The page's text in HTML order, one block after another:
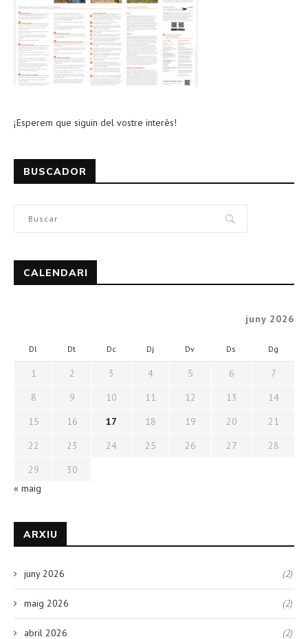
¡Esperem que siguin del vostre interès!
BUSCADOR
CALENDARI
juny 2026
Dl Dt Dc Dj Dv Ds Dg
1 2 3 4 5 6
7
8
9 10 11 12 13
14
15
16 17 18 19 20
21
22
23 24 25 26 27
28
29
30
« maig
ARXIU
juny 2026 (2)
maig 2026 (2)
abril 2026 (2)